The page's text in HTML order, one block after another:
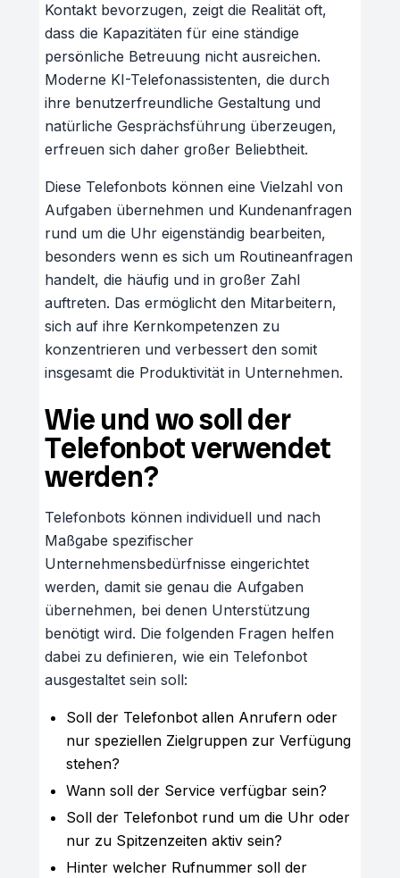
Kontakt bevorzugen, zeigt die Realität oft,
dass die Kapazitäten für eine ständige
persönliche Betreuung nicht ausreichen.
Moderne KI-Telefonassistenten, die durch
ihre benutzerfreundliche Gestaltung und
natürliche Gesprächsführung überzeugen,
erfreuen sich daher großer Beliebtheit.
Diese Telefonbots können eine Vielzahl von
Aufgaben übernehmen und Kundenanfragen
rund um die Uhr eigenständig bearbeiten,
besonders wenn es sich um Routineanfragen
handelt, die häufig und in großer Zahl
auftreten. Das ermöglicht den Mitarbeitern,
sich auf ihre Kernkompetenzen zu
konzentrieren und verbessert den somit
insgesamt die Produktivität in Unternehmen.
Wie und wo soll der
Telefonbot verwendet
werden?
Telefonbots können individuell und nach
Maßgabe spezifischer
Unternehmensbedürfnisse eingerichtet
werden, damit sie genau die Aufgaben
übernehmen, bei denen Unterstützung
benötigt wird. Die folgenden Fragen helfen
dabei zu definieren, wie ein Telefonbot
ausgestaltet sein soll:
Soll der Telefonbot allen Anrufern oder
nur speziellen Zielgruppen zur Verfügung
stehen?
Wann soll der Service verfügbar sein?
Soll der Telefonbot rund um die Uhr oder
nur zu Spitzenzeiten aktiv sein?
Hinter welcher Rufnummer soll der